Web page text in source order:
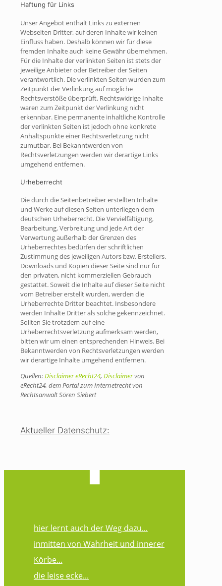
Haftung für Links
Unser Angebot enthält Links zu externen
Webseiten Dritter, auf deren Inhalte wir keinen
Einfluss haben. Deshalb können wir für diese
fremden Inhalte auch keine Gewähr übernehmen.
Für die Inhalte der verlinkten Seiten ist stets der
jeweilige Anbieter oder Betreiber der Seiten
verantwortlich. Die verlinkten Seiten wurden zum
Zeitpunkt der Verlinkung auf mögliche
Rechtsverstöße überprüft. Rechtswidrige Inhalte
waren zum Zeitpunkt der Verlinkung nicht
erkennbar. Eine permanente inhaltliche Kontrolle
der verlinkten Seiten ist jedoch ohne konkrete
Anhaltspunkte einer Rechtsverletzung nicht
zumutbar. Bei Bekanntwerden von
Rechtsverletzungen werden wir derartige Links
umgehend entfernen.
Urheberrecht
Die durch die Seitenbetreiber erstellten Inhalte
und Werke auf diesen Seiten unterliegen dem
deutschen Urheberrecht. Die Vervielfältigung,
Bearbeitung, Verbreitung und jede Art der
Verwertung außerhalb der Grenzen des
Urheberrechtes bedürfen der schriftlichen
Zustimmung des jeweiligen Autors bzw. Erstellers.
Downloads und Kopien dieser Seite sind nur für
den privaten, nicht kommerziellen Gebrauch
gestattet. Soweit die Inhalte auf dieser Seite nicht
vom Betreiber erstellt wurden, werden die
Urheberrechte Dritter beachtet. Insbesondere
werden Inhalte Dritter als solche gekennzeichnet.
Sollten Sie trotzdem auf eine
Urheberrechtsverletzung aufmerksam werden,
bitten wir um einen entsprechenden Hinweis. Bei
Bekanntwerden von Rechtsverletzungen werden
wir derartige Inhalte umgehend entfernen.
Quellen:Disclaimer eRecht24, Disclaimervon
eRecht24, dem Portal zum Internetrecht von
Rechtsanwalt Sören Siebert
Aktueller Datenschutz:
hier lernt auch der Weg dazu...
inmitten von Wahrheit und innerer
Körbe...
die leise ecke...